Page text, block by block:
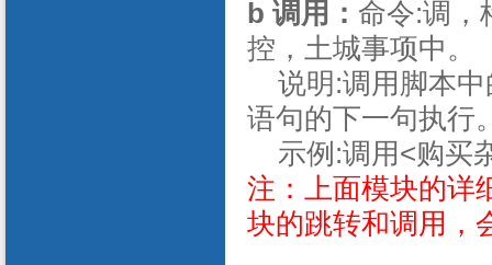
b 调用： 命令:调，
控，土城事项中。
说明:调用脚本中
语句的下一句执行
示例:调用<购买
注：上面模块的详
块的跳转和调用，